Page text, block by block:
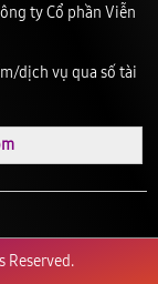
ty Cổ phần Viễn
dịch vụ qua số tài
Reserved.